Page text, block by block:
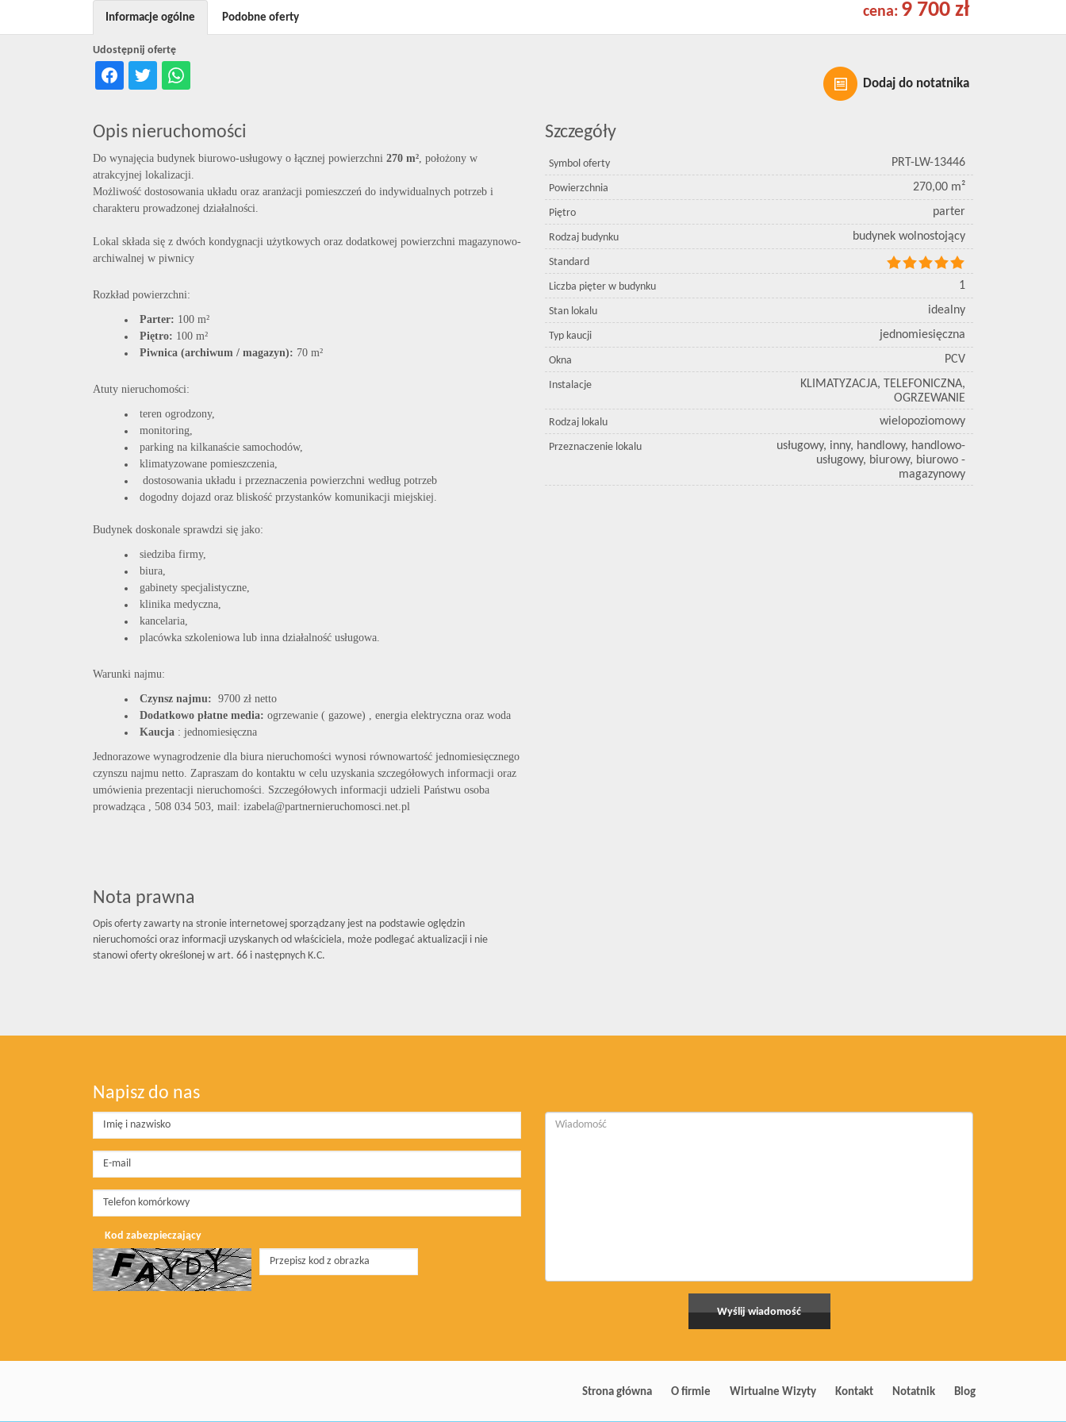
cena: 9 700 zł
Dodaj do notatnika
Udostępnij ofertę
Informacje ogólne Podobne oferty
Opis nieruchomości
Do wynajęcia budynek biurowo-usługowy o łącznej powierzchni 270 m², położony w
atrakcyjnej lokalizacji.
Możliwość dostosowania układu oraz aranżacji pomieszczeń do indywidualnych potrzeb i
charakteru prowadzonej działalności.
Lokal składa się z dwóch kondygnacji użytkowych oraz dodatkowej powierzchni magazynowo-
archiwalnej w piwnicy
Rozkład powierzchni:
Parter: 100 m²
Piętro: 100 m²
Piwnica (archiwum / magazyn): 70 m²
Atuty nieruchomości:
teren ogrodzony,
monitoring,
parking na kilkanaście samochodów,
klimatyzowane pomieszczenia,
dostosowania układu i przeznaczenia powierzchni według potrzeb
dogodny dojazd oraz bliskość przystanków komunikacji miejskiej.
Budynek doskonale sprawdzi się jako:
siedziba firmy,
biura,
gabinety specjalistyczne,
klinika medyczna,
kancelaria,
placówka szkoleniowa lub inna działalność usługowa.
Warunki najmu:
Czynsz najmu: 9700 zł netto
Dodatkowo płatne media: ogrzewanie ( gazowe) , energia elektryczna oraz woda
Kaucja : jednomiesięczna
Jednorazowe wynagrodzenie dla biura nieruchomości wynosi równowartość jednomiesięcznego
czynszu najmu netto. Zapraszam do kontaktu w celu uzyskania szczegółowych informacji oraz
umówienia prezentacji nieruchomości. Szczegółowych informacji udzieli Państwu osoba
prowadząca , 508 034 503, mail: izabela@partnernieruchomosci.net.pl
Nota prawna
Opis oferty zawarty na stronie internetowej sporządzany jest na podstawie oględzin
nieruchomości oraz informacji uzyskanych od właściciela, może podlegać aktualizacji i nie
stanowi oferty określonej w art. 66 i następnych K.C.
Szczegóły
Symbol oferty PRT-LW-13446
Powierzchnia 270,00 m²
Piętro parter
Rodzaj budynku budynek wolnostojący
Standard
Liczba pięter w budynku 1
Stan lokalu idealny
Typ kaucji jednomiesięczna
Okna PCV
Instalacje
KLIMATYZACJA, TELEFONICZNA,
OGRZEWANIE
Rodzaj lokalu wielopoziomowy
Przeznaczenie lokalu
usługowy, inny, handlowy, handlowo-
usługowy, biurowy, biurowo -
magazynowy
Napisz do nas
Kod zabezpieczający
Strona główna O firmie Wirtualne Wizyty Kontakt Notatnik Blog